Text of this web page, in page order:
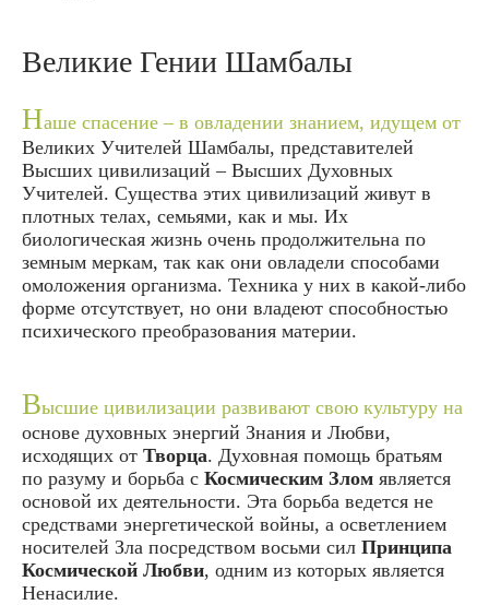
Великие Гении Шамбалы
Наше спасение – в овладении знанием, идущем от
Великих Учителей Шамбалы, представителей
Высших цивилизаций – Высших Духовных
Учителей. Существа этих цивилизаций живут в
плотных телах, семьями, как и мы. Их
биологическая жизнь очень продолжительна по
земным меркам, так как они овладели способами
омоложения организма. Техника у них в какой-либо
форме отсутствует, но они владеют способностью
психического преобразования материи.
Высшие цивилизации развивают свою культуру на
основе духовных энергий Знания и Любви,
исходящих от Творца. Духовная помощь братьям
по разуму и борьба с Космическим Злом является
основой их деятельности. Эта борьба ведется не
средствами энергетической войны, а осветлением
носителей Зла посредством восьми сил Принципа
Космической Любви, одним из которых является
Ненасилие.